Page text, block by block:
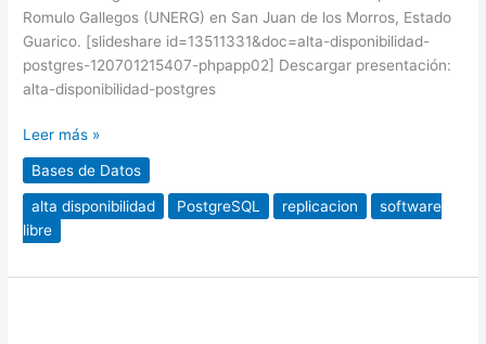
Romulo Gallegos (UNERG) en San Juan de los Morros, Estado
Guarico. [slideshare id=13511331&doc=alta-disponibilidad-
postgres-120701215407-phpapp02] Descargar presentación:
alta-disponibilidad-postgres
Leer más »
Bases de Datos
alta disponibilidad PostgreSQL replicacion
software
libre